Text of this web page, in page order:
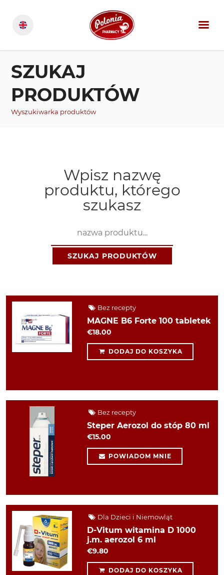
SZUKAJ
PRODUKTÓW
Wyszukiwarka produktów
Wpisz nazwę
produktu, którego
szukasz
SZUKAJ PRODUKTÓW
Bez recepty
MAGNE B6 Forte 100 tabletek
€18.00
DODAJ DO KOSZYKA
Bez recepty
Steper Aerozol do stóp 80 ml
€15.00
POWIADOM MNIE
Dla Dzieci i Niemowląt
D-Vitum witamina D 1000
j.m. aerozol 6 ml
€9.80
DODAJ DO KOSZYKA